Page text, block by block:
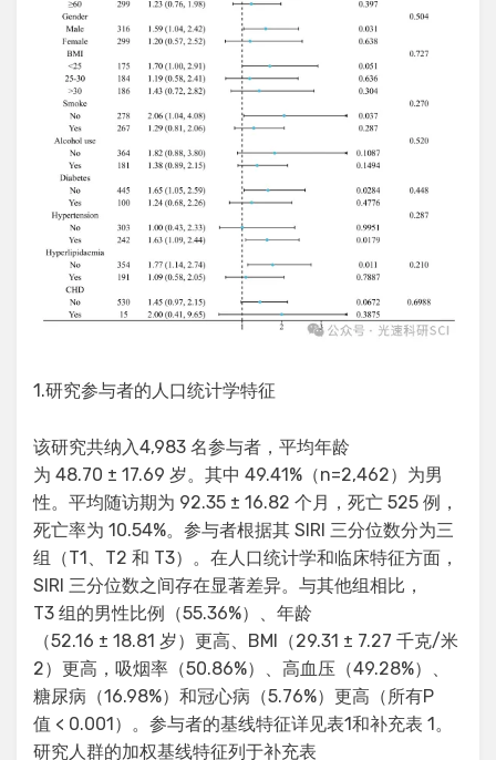
1.研究参与者的人口统计学特征
该研究共纳入4,983 名参与者，平均年龄
为 48.70 ± 17.69 岁。其中 49.41%（n=2,462）为男
性。平均随访期为 92.35 ± 16.82 个月，死亡 525 例，
死亡率为 10.54%。参与者根据其 SIRI 三分位数分为三
组（T1、T2 和 T3）。在人口统计学和临床特征方面，
SIRI 三分位数之间存在显著差异。与其他组相比，
T3 组的男性比例（55.36%）、年龄
（52.16 ± 18.81 岁）更高、BMI（29.31 ± 7.27 千克/米
2）更高，吸烟率（50.86%）、高血压（49.28%）、
糖尿病（16.98%）和冠心病（5.76%）更高（所有P
值 < 0.001）。参与者的基线特征详见表1和补充表 1。
研究人群的加权基线特征列于补充表